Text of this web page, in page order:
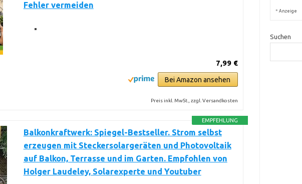
Fehler vermeiden
7,99 €
Bei Amazon ansehen
Preis inkl. MwSt., zzgl. Versandkosten
EMPFEHLUNG
Balkonkraftwerk: Spiegel-Bestseller. Strom selbst
erzeugen mit Steckersolargeräten und Photovoltaik
auf Balkon, Terrasse und im Garten. Empfohlen von
Holger Laudeley, Solarexperte und Youtuber
* Anzeige
Suchen